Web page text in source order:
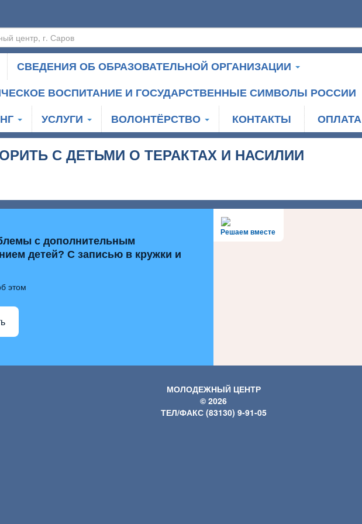
СВЕДЕНИЯ ОБ ОБРАЗОВАТЕЛЬНОЙ ОРГАНИЗАЦИИ
ВОСПИТАНИЕ И ГОСУДАРСТВЕННЫЕ СИМВОЛЫ РОССИИ
УСЛУГИ ВОЛОНТЁРСТВО КОНТАКТЫ ОПЛАТА
С ДЕТЬМИ О ТЕРАКТАХ И НАСИЛИИ
Решаем вместе
с дополнительным
детей? С записью в кружки и
этом
МОЛОДЕЖНЫЙ ЦЕНТР
© 2026
ТЕЛ/ФАКС (83130) 9-91-05